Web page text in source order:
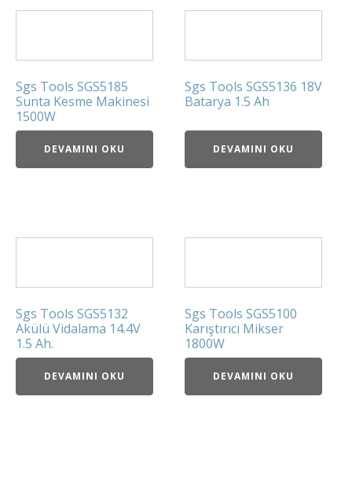
Sgs Tools SGS5185
Sunta Kesme Makinesi
1500W
DEVAMINI OKU
Sgs Tools SGS5136 18V
Batarya 1.5 Ah
DEVAMINI OKU
Sgs Tools SGS5132
Akülü Vidalama 14.4V
1.5 Ah.
DEVAMINI OKU
Sgs Tools SGS5100
Karıştırıcı Mikser
1800W
DEVAMINI OKU